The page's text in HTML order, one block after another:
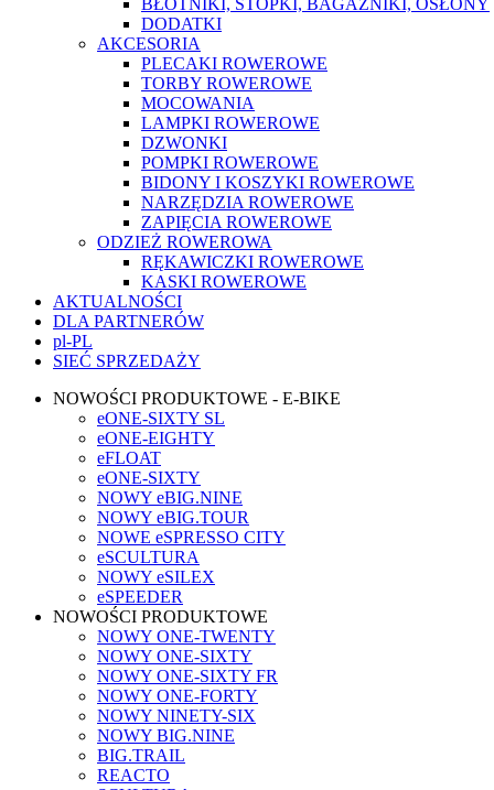
BŁOTNIKI, STOPKI, BAGAŻNIKI, OSŁONY
DODATKI
AKCESORIA
PLECAKI ROWEROWE
TORBY ROWEROWE
MOCOWANIA
LAMPKI ROWEROWE
DZWONKI
POMPKI ROWEROWE
BIDONY I KOSZYKI ROWEROWE
NARZĘDZIA ROWEROWE
ZAPIĘCIA ROWEROWE
ODZIEŻ ROWEROWA
RĘKAWICZKI ROWEROWE
KASKI ROWEROWE
AKTUALNOŚCI
DLA PARTNERÓW
pl-PL
SIEĆ SPRZEDAŻY
NOWOŚCI PRODUKTOWE - E-BIKE
eONE-SIXTY SL
eONE-EIGHTY
eFLOAT
eONE-SIXTY
NOWY eBIG.NINE
NOWY eBIG.TOUR
NOWE eSPRESSO CITY
eSCULTURA
NOWY eSILEX
eSPEEDER
NOWOŚCI PRODUKTOWE
NOWY ONE-TWENTY
NOWY ONE-SIXTY
NOWY ONE-SIXTY FR
NOWY ONE-FORTY
NOWY NINETY-SIX
NOWY BIG.NINE
BIG.TRAIL
REACTO